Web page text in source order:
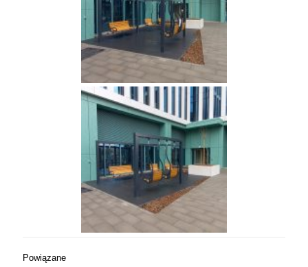
Powiązane